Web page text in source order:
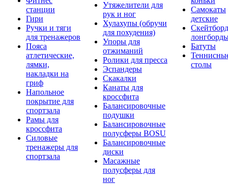
станции
Гири
Ручки и тяги
для тренажеров
Пояса
атлетические,
лямки,
накладки на
гриф
Напольное
покрытие для
спортзала
Рамы для
кроссфита
Силовые
тренажеры для
спортзала
Утяжелители для
рук и ног
Хулахупы (обручи
для похудения)
Упоры для
отжиманий
Ролики для пресса
Эспандеры
Скакалки
Канаты для
кроссфита
Балансировочные
подушки
Балансировочные
полусферы BOSU
Балансировочные
диски
Масажные
полусферы для
ног
Самокаты
детские
Батуты
столы